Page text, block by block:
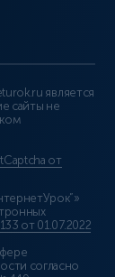
является
сайты не
от
от 01.07.2022
согласно